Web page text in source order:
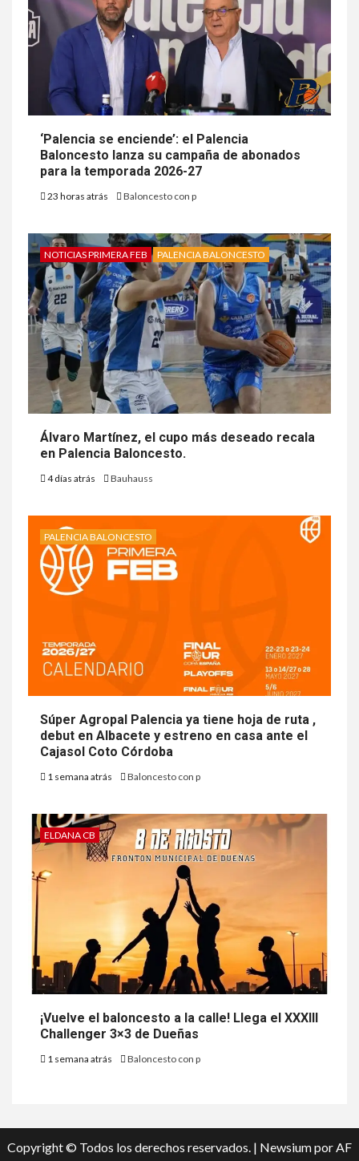
‘Palencia se enciende’: el Palencia
Baloncesto lanza su campaña de abonados
para la temporada 2026-27
23 horas atrás Baloncesto con p
NOTICIAS PRIMERA FEB PALENCIA BALONCESTO
Álvaro Martínez, el cupo más deseado recala
en Palencia Baloncesto.
4 días atrás Bauhauss
PALENCIA BALONCESTO
Súper Agropal Palencia ya tiene hoja de ruta ,
debut en Albacete y estreno en casa ante el
Cajasol Coto Córdoba
1 semana atrás Baloncesto con p
ELDANA CB
¡Vuelve el baloncesto a la calle! Llega el XXXIII
Challenger 3×3 de Dueñas
1 semana atrás Baloncesto con p
Copyright © Todos los derechos reservados. | Newsiumpor AF